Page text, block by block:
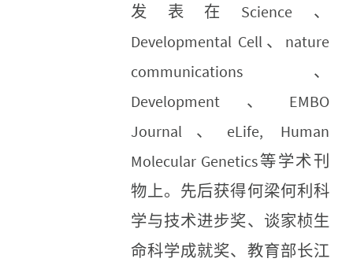
发表在Science、
Developmental Cell、nature
communications、
Development、EMBO
Journal、eLife, Human
Molecular Genetics等学术刊
物上。先后获得何梁何利科
学与技术进步奖、谈家桢生
命科学成就奖、教育部长江